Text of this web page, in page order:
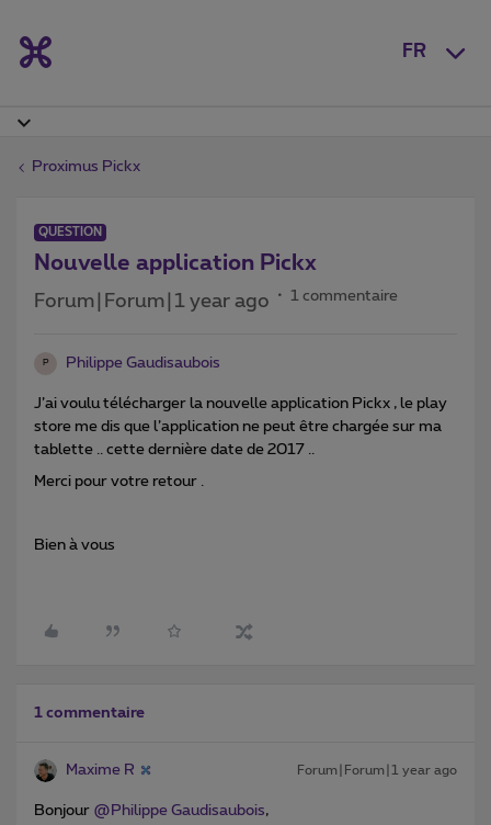
FR
Proximus Pickx
QUESTION
Nouvelle application Pickx
Forum|Forum|1 year ago 1 commentaire
P Philippe Gaudisaubois
J’ai voulu télécharger la nouvelle application Pickx , le play
store me dis que l’application ne peut être chargée sur ma
tablette .. cette dernière date de 2017 ..
Merci pour votre retour .
Bien à vous
1 commentaire
Maxime R Forum|Forum|1 year ago
Bonjour ​ @Philippe Gaudisaubois,